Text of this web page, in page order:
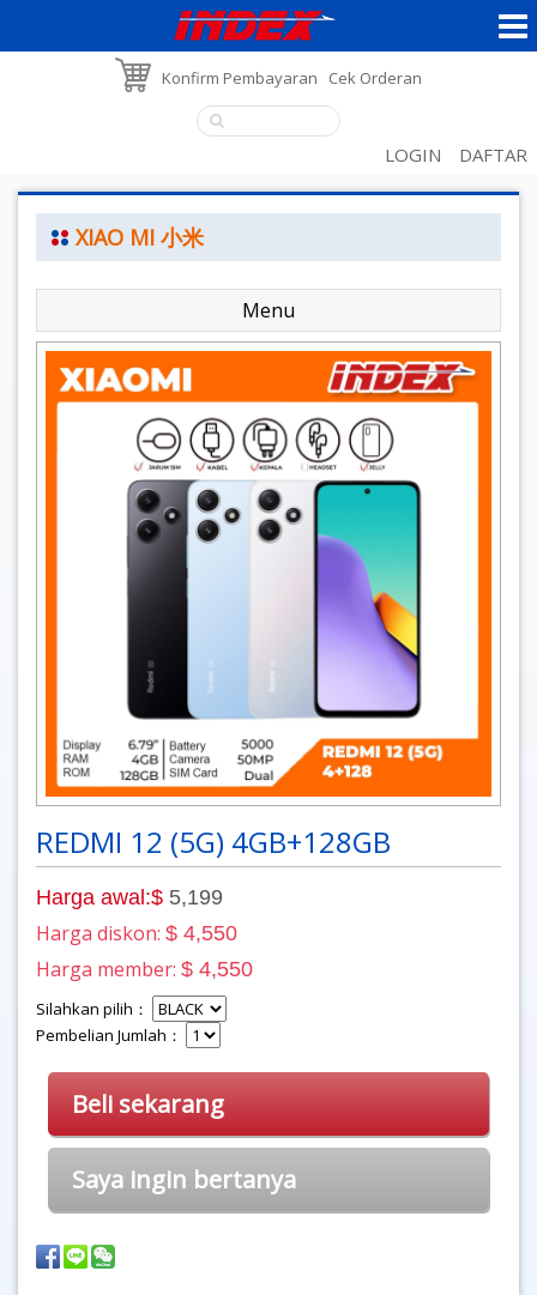
Konfirm Pembayaran Cek Orderan
LOGIN DAFTAR
XIAO MI 小米
Menu
REDMI 12 (5G) 4GB+128GB
Harga awal:$ 5,199
Harga diskon: $ 4,550
Harga member: $ 4,550
Silahkan pilih：
Pembelian Jumlah：
Beli sekarang
Saya ingin bertanya